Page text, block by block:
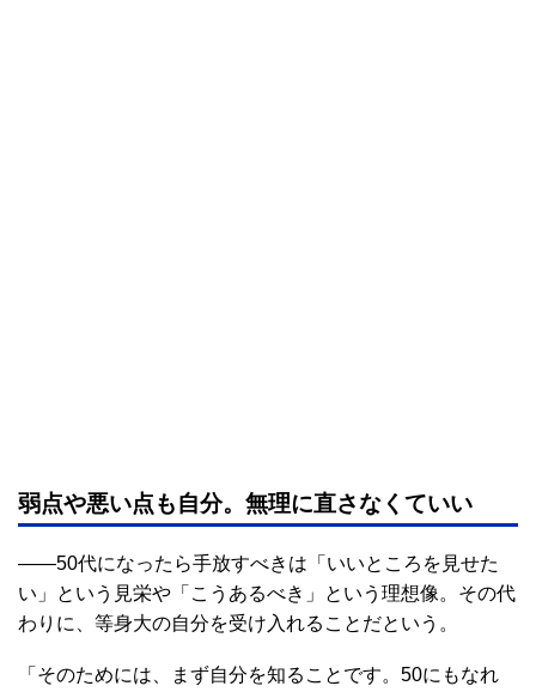
弱点や悪い点も自分。無理に直さなくていい
――50代になったら手放すべきは「いいところを見せた
い」という見栄や「こうあるべき」という理想像。その代
わりに、等身大の自分を受け入れることだという。
「そのためには、まず自分を知ることです。50にもなれ